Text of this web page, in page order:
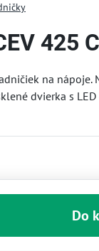
425
na nápoje.
dvierka s
Do